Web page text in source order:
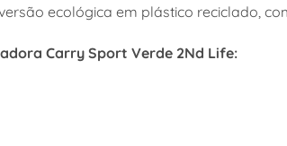
ecológica em plástico reciclado,
Carry Sport Verde 2Nd Life: